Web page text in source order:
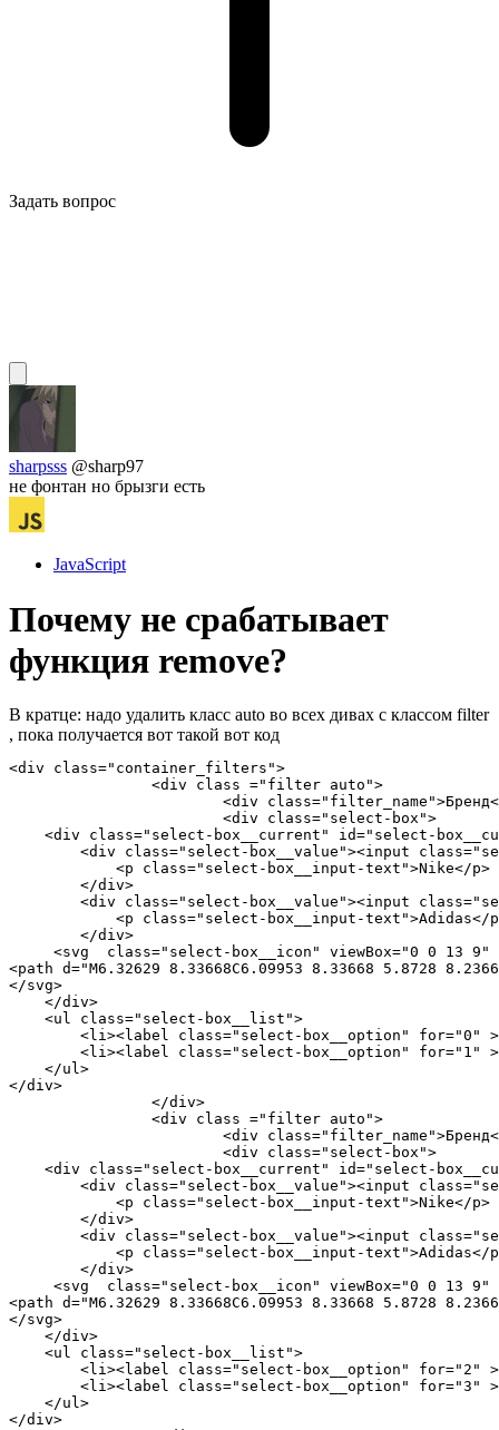
Задать вопрос
sharpsss @sharp97
не фонтан но брызги есть
JavaScript
Почему не срабатывает
функция remove?
В кратце: надо удалить класс auto во всех дивах с классом filter
, пока получается вот такой вот код
<div class="container_filters">
<div class="select-box__current" id="select-
<div class="select-box__value"><input
            <p class="select-box__input-text">Nike</p>
        </div>
<div class="select-box__value"><input
<p class="select-box__input-text">Adidas</
        </div>
<svg  class="select-box__icon" viewBox="0 0 13
<path d="M6.32629 8.33668C6.09953 8.33668 5.8728
</svg>
    </div>
    <ul class="select-box__list">
<li><label class="select-box__option" for="0"
<li><label class="select-box__option" for="1"
    </ul>
</div>
<div class="select-box__current" id="select-
<div class="select-box__value"><input
            <p class="select-box__input-text">Nike</p>
        </div>
<div class="select-box__value"><input
<p class="select-box__input-text">Adidas</
        </div>
<svg  class="select-box__icon" viewBox="0 0 13
<path d="M6.32629 8.33668C6.09953 8.33668 5.8728
</svg>
    </div>
    <ul class="select-box__list">
<li><label class="select-box__option" for="2"
<li><label class="select-box__option" for="3"
    </ul>
</div>